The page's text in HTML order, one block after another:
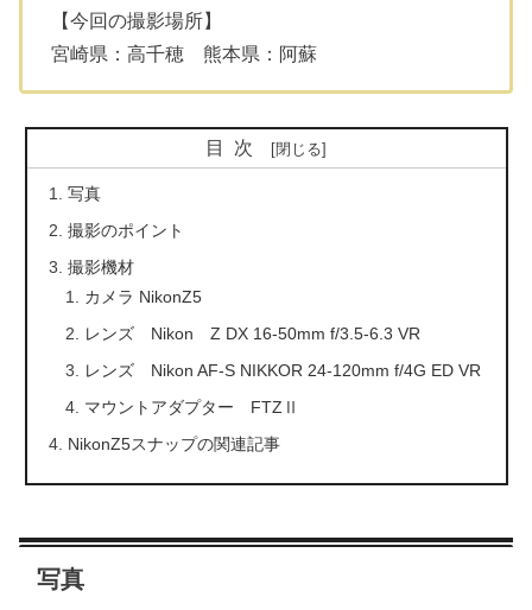
【今回の撮影場所】
宮崎県：高千穂 熊本県：阿蘇
目次
写真
撮影のポイント
撮影機材
カメラ NikonZ5
レンズ Nikon Z DX 16-50mm f/3.5-6.3 VR
レンズ Nikon AF-S NIKKOR 24-120mm f/4G ED VR
マウントアダプター FTZⅡ
NikonZ5スナップの関連記事
写真